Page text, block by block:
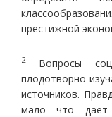
престижной
2
Вопросы
плодотворно
источников.
мало что